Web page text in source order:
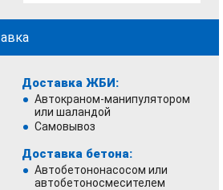
Доставка ЖБИ:
Автокраном-манипулятором
или шаландой
Самовывоз
Доставка бетона:
Автобетононасосом или
автобетоносмесителем